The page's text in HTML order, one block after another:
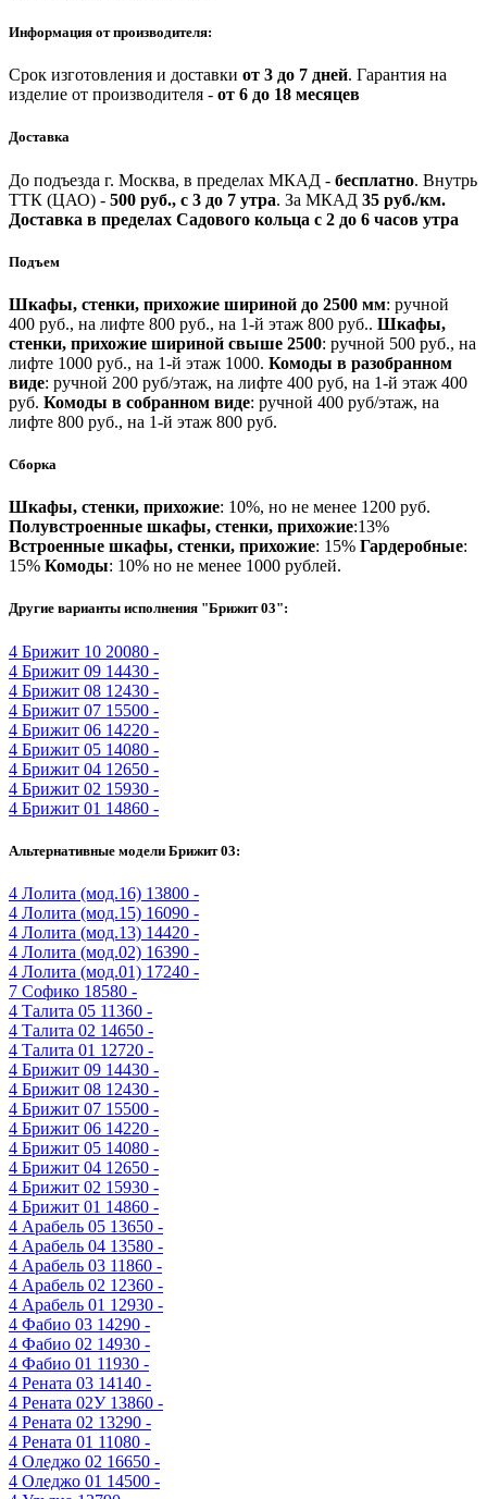
Информация от производителя:
Срок изготовления и доставки от 3 до 7 дней. Гарантия на
изделие от производителя - от 6 до 18 месяцев
Доставка
До подъезда г. Москва, в пределах МКАД - бесплатно. Внутрь
ТТК (ЦАО) - 500 руб., с 3 до 7 утра. За МКАД 35 руб./км.
Доставка в пределах Садового кольца с 2 до 6 часов утра
Подъем
Шкафы, стенки, прихожие шириной до 2500 мм: ручной
400 руб., на лифте 800 руб., на 1-й этаж 800 руб.. Шкафы,
стенки, прихожие шириной свыше 2500: ручной 500 руб., на
лифте 1000 руб., на 1-й этаж 1000. Комоды в разобранном
виде: ручной 200 руб/этаж, на лифте 400 руб, на 1-й этаж 400
руб. Комоды в собранном виде: ручной 400 руб/этаж, на
лифте 800 руб., на 1-й этаж 800 руб.
Сборка
Шкафы, стенки, прихожие: 10%, но не менее 1200 руб.
Полувстроенные шкафы, стенки, прихожие:13%
Встроенные шкафы, стенки, прихожие: 15% Гардеробные:
15% Комоды: 10% но не менее 1000 рублей.
Другие варианты исполнения "Брижит 03":
4 Брижит 10 20080 -
4 Брижит 09 14430 -
4 Брижит 08 12430 -
4 Брижит 07 15500 -
4 Брижит 06 14220 -
4 Брижит 05 14080 -
4 Брижит 04 12650 -
4 Брижит 02 15930 -
4 Брижит 01 14860 -
Альтернативные модели Брижит 03:
4 Лолита (мод.16) 13800 -
4 Лолита (мод.15) 16090 -
4 Лолита (мод.13) 14420 -
4 Лолита (мод.02) 16390 -
4 Лолита (мод.01) 17240 -
7 Софико 18580 -
4 Талита 05 11360 -
4 Талита 02 14650 -
4 Талита 01 12720 -
4 Брижит 09 14430 -
4 Брижит 08 12430 -
4 Брижит 07 15500 -
4 Брижит 06 14220 -
4 Брижит 05 14080 -
4 Брижит 04 12650 -
4 Брижит 02 15930 -
4 Брижит 01 14860 -
4 Арабель 05 13650 -
4 Арабель 04 13580 -
4 Арабель 03 11860 -
4 Арабель 02 12360 -
4 Арабель 01 12930 -
4 Фабио 03 14290 -
4 Фабио 02 14930 -
4 Фабио 01 11930 -
4 Рената 03 14140 -
4 Рената 02У 13860 -
4 Рената 02 13290 -
4 Рената 01 11080 -
4 Оледжо 02 16650 -
4 Оледжо 01 14500 -